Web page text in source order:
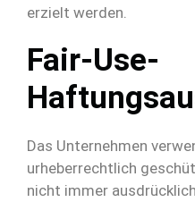
erzielt werden.
Fair-Use-
Das Unternehmen
urheberrechtlich
nicht immer